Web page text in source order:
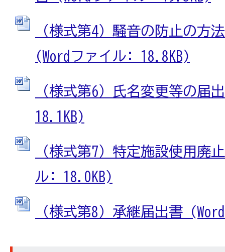
（様式第4）騒音の防止の方
(Wordファイル: 18.8KB)
（様式第6）氏名変更等の届
18.1KB)
（様式第7）特定施設使用廃
ル: 18.0KB)
（様式第8）承継届出書